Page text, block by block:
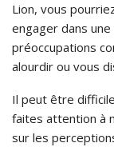
Lion, vous
engager dans
préoccupations
alourdir ou vous
Il peut être
faites attention à
sur les